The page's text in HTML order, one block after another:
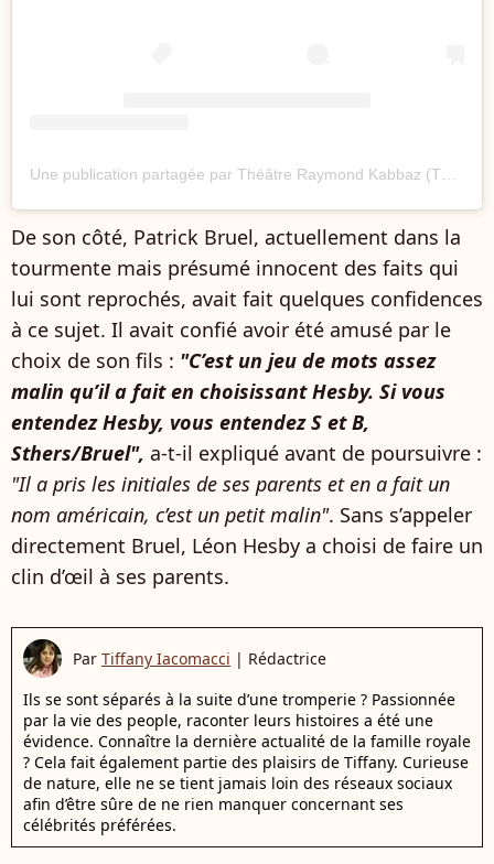
De son côté, Patrick Bruel, actuellement dans la
tourmente mais présumé innocent des faits qui
lui sont reprochés, avait fait quelques confidences
à ce sujet. Il avait confié avoir été amusé par le
choix de son fils : "C’est un jeu de mots assez
malin qu’il a fait en choisissant Hesby. Si vous
entendez Hesby, vous entendez S et B,
Sthers/Bruel", a-t-il expliqué avant de poursuivre :
"Il a pris les initiales de ses parents et en a fait un
nom américain, c’est un petit malin". Sans s’appeler
directement Bruel, Léon Hesby a choisi de faire un
clin d’œil à ses parents.
Par Tiffany Iacomacci | Rédactrice
Ils se sont séparés à la suite d’une tromperie ? Passionnée
par la vie des people, raconter leurs histoires a été une
évidence. Connaître la dernière actualité de la famille royale
? Cela fait également partie des plaisirs de Tiffany. Curieuse
de nature, elle ne se tient jamais loin des réseaux sociaux
afin d’être sûre de ne rien manquer concernant ses
célébrités préférées.